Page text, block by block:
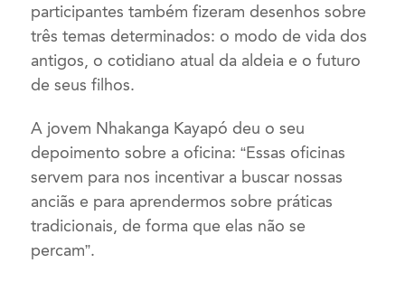
participantes também fizeram desenhos sobre
três temas determinados: o modo de vida dos
antigos, o cotidiano atual da aldeia e o futuro
de seus filhos.
A jovem Nhakanga Kayapó deu o seu
depoimento sobre a oficina: “Essas oficinas
servem para nos incentivar a buscar nossas
anciãs e para aprendermos sobre práticas
tradicionais, de forma que elas não se
percam”.